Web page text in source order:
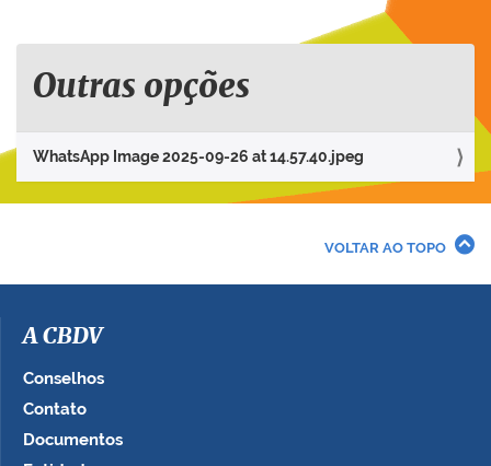
e
p
i
a
e
o
Outras opções
WhatsApp Image 2025-09-26 at 14.57.40.jpeg
VOLTAR AO TOPO
A CBDV
Conselhos
Contato
Documentos